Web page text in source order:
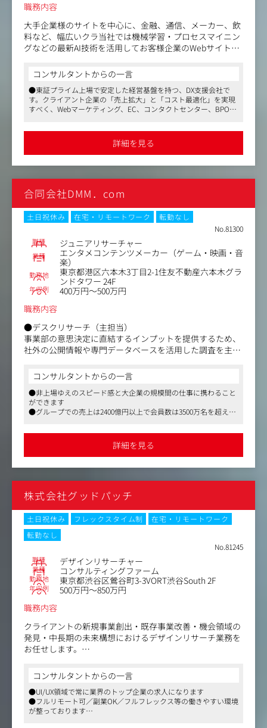
職務内容
大手企業様のサイトを中心に、金融、通信、メーカー、飲
料など、幅広いクラ当社では機械学習・プロセスマイニン
グなどの最新AI技術を活用してお客様企業のWebサイトを
います。
EC、金融、通信業界をはじめ、ホテル・観光・レジャー業
界など、幅広い業界のサイト分析を担当しています。
入社後は、アナリストとして分析を行うだけでなく、サイ
ト改善提案から実装、効果測定までを担うプロジェクトに
将来的には、顧客折衝や関係部署との調整、プロジェクト
【業務内容】
・Webアクセスログを対象とした機械学習分析/プロセス
マイニング分析
・分析から抽出された課題に対してのサイト改善提案
・改善施策の実装（専用ツールを使ったABテスト、簡単な
コード修正など）
・サイト改善後の効果測定の実施/報告
【入社後】
・合計50時間以上の課題設定、機械学習・プロセスマイニ
・チーム配属後はアナリストとして既存案件のOJTで半年
程度実務経験を積みながらスキルを習得いただきつつ、
その後は改善提案やプロジェクトマネジメントも行える
【仕事のやりがい、魅力】
・幅広い業界のWebアクセスログを分析でき、業界特有の
サイト構造や課題に関する知識が身につきます。
いプロジェクトに関われます。
・最新の機械学習AI、プロセスマイニングAIの活用ノウハ
ウを習得できます。
・分析を行うだけでなく、発見した課題の原因考察と改善
提案を行い、効果測定まで担当するので自分の分析結果が
どれだけお客様企業の利益に繋がったか実感できます。
・物事を筋道立てて分析し、課題から対策を導くことで、
論理的思考が身につきます。
コンサルタントからの一言
●東証プライム上場で安定した経営基盤を持つ、DX支援会社で
す。クライアント企業の「売上拡大」と「コスト最適化」を実現
すべく、Webマーケティング、EC、コンタクトセンター、BPOな
ショナルクライアントとの取引が多数です
●平均残業時間は20～30h。福利厚生も整っており、育休・産休
からの復職率はなんと96 ％。ワークライフバランスを保ちなが
ら、長く働くことができる環境です
詳細を見る
合同会社DMM．com
土日祝休み 在宅・リモートワーク
転勤なし
No.81300
職種 ジュニアリサーチャー
業種
エンタメコンテンツメーカー（ゲーム・映画・音
楽）
勤務地
東京都港区六本木3丁目2-1住友不動産六本木グラ
ンドタワー 24F
年収例
400万円～500万円
職務内容
●デスクリサーチ（主担当）
事業部の意思決定に直結するインプットを提供するため、
社外の公開情報や専門データベースを活用した調査を主導
・市場規模・市場構造の整理
・競合環境の把握（競合整理、ポジショニング分析）
・消費者トレンドのリサーチ
・G-Searchや外部レポートを用いた文献調査
・事業部向けのサマリー作成・示唆出し
定量・定性の両面から情報を収集し、事業部の意思決定に
直結するアウトプットを作成していただきます。
なデータ活用を促進します。
・data.ai/SimilarWeb/Brandwatch/G-Search等のアカウ
ント管理（契約・利用状況の管理）
・社内ユーザーからの問い合わせ対応
・各ツールの利用促進、ナレッジ整理
・事業部への利用支援（データ抽出、分析補佐など）
・ツールの「管理者」に留まらず、ツール活用を通じて事
業課題解決に貢献する**「データ活用のハブ」**として機
能することが期待されます。
STEP1で専門ツールや市場理解の基礎を習得した後、以下
の2つの高度なリサーチ業務で、案件責任者を目指してい
ただきます。
●ソーシャルリスニング案件のサポート→案件責任者へ
【初期：リサーチャーと並走】先輩リサーチャーと並走
し、ソーシャルメディア分析ツール（Brandwatchなど）
を活用した高度なリサーチ業務の基礎を習得します。
・キーワード設計・クエリ設計の補助
コンサルタントからの一言
●非上場ゆえのスピード感と大企業の規模間の仕事に携わること
ができます
●グループでの売上は2400億円以上で会員数は3500万名を超え、
●福利厚生もこれ以上ないほど、充実しております。産休・育
休・介護制度は男女ともに実績があり、業務効率化のための社員
が働きやすい環境が整っております
詳細を見る
株式会社グッドパッチ
土日祝休み フレックスタイム制
在宅・リモートワーク
転勤なし
No.81245
職種 デザインリサーチャー
業種 コンサルティングファーム
勤務地 東京都渋谷区鶯谷町3-3VORT渋谷South 2F
年収例
500万円～850万円
職務内容
クライアントの新規事業創出・既存事業改善・機会領域の
発見・中長期の未来構想におけるデザインリサーチ業務を
お任せします。
報を収集し、本質的な価値とその関係性を明らかにしてサ
ービスやプロダクトのコンセプトやソリューションに落と
し込みます。対象はデジタルなものからフィジカルなもの
まで、制限はありません。
コンサルタントからの一言
●UI/UX領域で常に業界のトップ企業の求人になります
●フルリモート可／副業OK／フルフレックス等の働きやすい環境
が整っております